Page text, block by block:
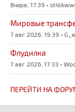
Вчера, 17:39 •
Мировые
7 авг 2026, 19:39 •
Флудилка
7 авг 2026, 17:33 •
ПЕРЕЙТИ НА